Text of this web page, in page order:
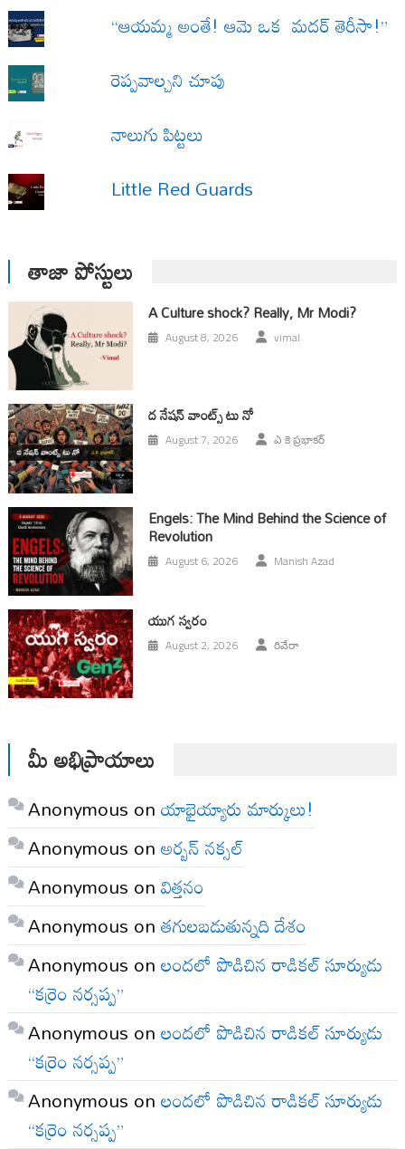
“ఆయమ్మ అంతే! ఆమె ఒక మదర్ తెరీసా!”
రెప్పవాల్చని చూపు
నాలుగు పిట్టలు
Little Red Guards
తాజా పోస్టులు
A Culture shock? Really, Mr Modi?
August 8, 2026 vimal
ద నేషన్ వాంట్స్ టు నో
August 7, 2026 ఎ కె ప్రభాకర్
Engels: The Mind Behind the Science of
Revolution
August 6, 2026 Manish Azad
యుగ స్వ‌రం
August 2, 2026 రివేరా
మీ అభిప్రాయాలు
Anonymous onయాభైయ్యారు మార్కులు!
Anonymous onఅర్బన్ నక్సల్
Anonymous onవిత్తనం
Anonymous onతగులబడుతున్నది దేశం
Anonymous onలందలో పొడిచిన రాడికల్ సూర్యుడు
“కర్రెం నర్సప్ప”
Anonymous onలందలో పొడిచిన రాడికల్ సూర్యుడు
“కర్రెం నర్సప్ప”
Anonymous onలందలో పొడిచిన రాడికల్ సూర్యుడు
“కర్రెం నర్సప్ప”